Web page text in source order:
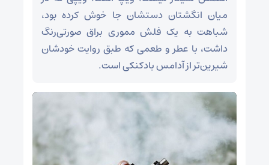
میان انگشتان دستشان جا خوش کرده بود،
شباهت به یک فلش مموری براق صورتی‌رنگ
داشت، با عطر و طعمی که طبق روایت خودشان
شیرین‌تر از آدامس بادکنکی است.